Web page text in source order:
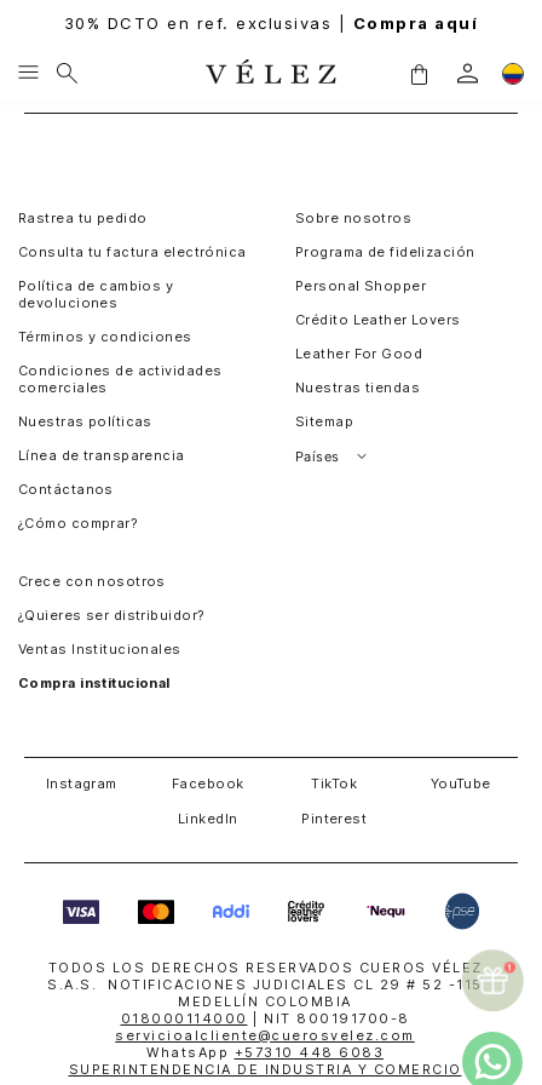
30% DCTO en ref. exclusivas | Compra aquí
Rastrea tu pedido
Consulta tu factura electrónica
Política de cambios y
devoluciones
Términos y condiciones
Condiciones de actividades
comerciales
Nuestras políticas
Línea de transparencia
Contáctanos
¿Cómo comprar?
Sobre nosotros
Programa de fidelización
Personal Shopper
Crédito Leather Lovers
Leather For Good
Nuestras tiendas
Sitemap
Países
Crece con nosotros
¿Quieres ser distribuidor?
Ventas Institucionales
Compra institucional
Instagram Facebook TikTok YouTube
LinkedIn Pinterest
TODOS LOS DERECHOS RESERVADOS CUEROS VÉLEZ
S.A.S. NOTIFICACIONES JUDICIALES CL 29 # 52 -115
MEDELLÍN COLOMBIA
018000114000
| NIT 800191700-8
servicioalcliente@cuerosvelez.com
WhatsApp +57310 448 6083
SUPERINTENDENCIA DE INDUSTRIA Y COMERCIO